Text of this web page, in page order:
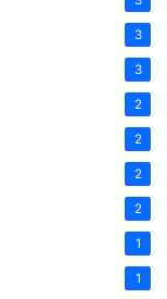
3
3
2
2
2
2
1
1